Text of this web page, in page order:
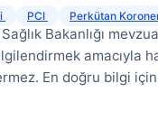
PCI Perkütan
Bakanlığı
amacıyla
En doğru bilgi